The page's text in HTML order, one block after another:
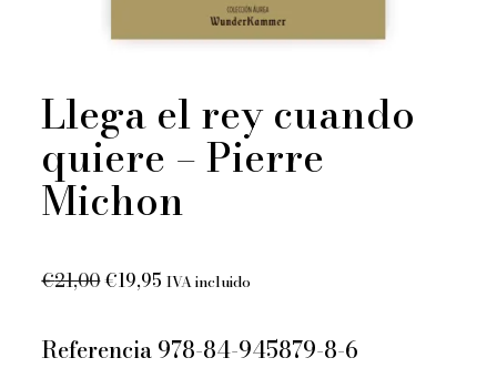
Llega el rey cuando
quiere – Pierre
Michon
€21,00El
original
€19,95 El
actual
IVA incluido
Referencia 978-84-945879-8-6